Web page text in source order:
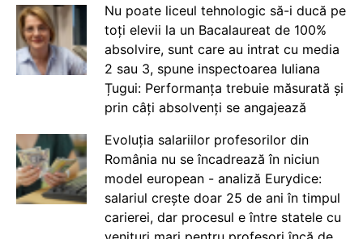
Nu poate liceul tehnologic să-i ducă pe
toți elevii la un Bacalaureat de 100%
absolvire, sunt care au intrat cu media
2 sau 3, spune inspectoarea Iuliana
Țugui: Performanța trebuie măsurată și
prin câți absolvenți se angajează
Evoluția salariilor profesorilor din
România nu se încadrează în niciun
model european - analiză Eurydice:
salariul crește doar 25 de ani în timpul
carierei, dar procesul e între statele cu